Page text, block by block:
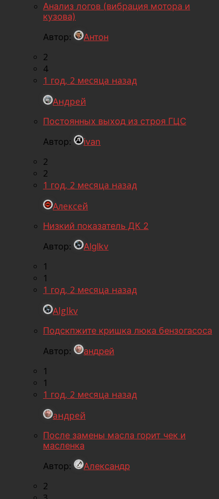
Анализ логов (вибрация мотора и
кузова)
Автор:
Антон
2
4
1 год, 2 месяца назад
Андрей
Постоянных выход из строя ГЦС
Автор:
ivan
2
2
1 год, 2 месяца назад
Алексей
Низкий показатель ДК 2
Автор:
Alglkv
1
1
1 год, 2 месяца назад
Alglkv
Подскпжите кришка люка бензогасоса
Автор:
андрей
1
1
1 год, 2 месяца назад
андрей
После замены масла горит чек и
масленка
Автор:
Александр
2